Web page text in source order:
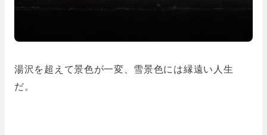
湯沢を超えて景色が一変、雪景色には縁遠い人生
だ。